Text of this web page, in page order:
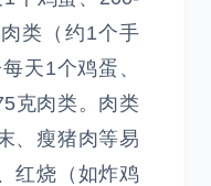
类（约1个手
天1个鸡蛋、
克肉类。肉类
、瘦猪肉等易
红烧（如炸鸡